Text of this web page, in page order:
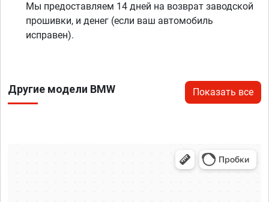
Мы предоставляем 14 дней на возврат заводской
прошивки, и денег (если ваш автомобиль
исправен).
Другие модели BMW Показать все